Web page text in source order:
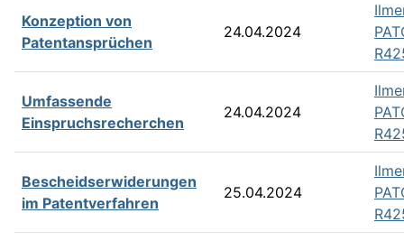
Konzeption von
Patentansprüchen
24.04.2024
Umfassende
Einspruchsrecherchen
24.04.2024
Bescheidserwiderungen
im Patentverfahren
25.04.2024